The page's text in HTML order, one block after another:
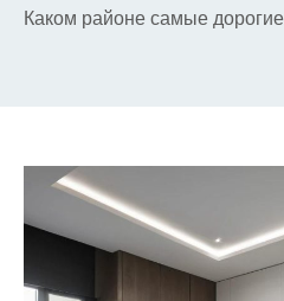
Каком районе самые